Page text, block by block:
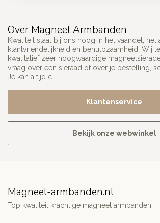
Over Magneet Armbanden
Kwaliteit staat bij ons hoog in het vaandel, net
klantvriendelijkheid en behulpzaamheid. Wij
kwalitatief zeer hoogwaardige
vraag over een sieraad of over je bestelling,
Je kan altijd c
Klantenservice
Bekijk onze webwinkel
Magneet-armbanden.nl
Top kwaliteit krachtige magneet armbanden